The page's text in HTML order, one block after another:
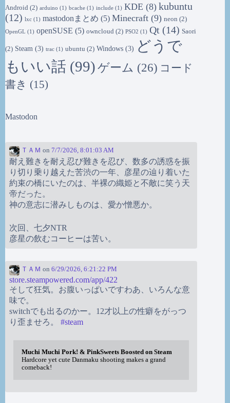
Android (2) arduino (1) bcache (1) include (1) KDE (8) kubuntu
(12) lxc (1) mastodonまとめ (5) Minecraft (9) neon (2)
OpenGL (1) openSUSE (5) owncloud (2) PSO2 (1) Qt (14) Saori
(2) Steam (3) trac (1) ubuntu (2) Windows (3) どうで
もいい話 (99)ゲーム (26) コード
書き (15)
Mastodon
ＴＡＭ on 7/7/2026, 8:01:03 AM
耐え難きを耐え忍び難きを忍び、数多の誘惑を振
り切り乗り越えた苦渋の一年、彦星の辿り着いた
約束の橋にいたのは、半裸の織姫と不敵に笑う天
帝だった。
神の意志に潜みしものは、愛か憎悪か。
次回、七夕NTR
彦星の飲むコーヒーは苦い。
ＴＡＭ on 6/29/2026, 6:21:22 PM
store.steampowered.com/app/422
そして狂気。お腹いっぱいですわあ、いろんな意
味で。
switchでも出るのかー。12才以上の性癖をがっつ
り歪ませろ。 #steam
Muchi Muchi Pork! & PinkSweets Boosted on Steam
Hardcore yet cute Danmaku shooting makes a grand
comeback!